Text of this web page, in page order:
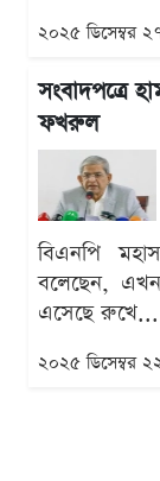
২০২৫ ডিসেম্বর
সংবাদপত্রে
ফখরুল
বিএনপি
বলেছেন,
এসেছে রুখে...
২০২৫ ডিসেম্বর